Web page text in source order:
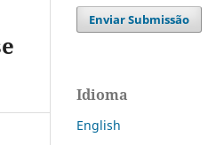
Enviar Submissão
Idioma
English